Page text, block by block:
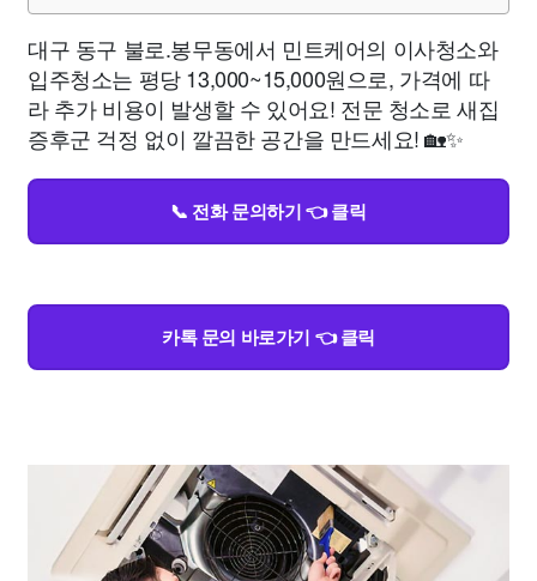
대구 동구 불로.봉무동에서 민트케어의 이사청소와
입주청소는 평당 13,000~15,000원으로, 가격에 따
라 추가 비용이 발생할 수 있어요! 전문 청소로 새집
증후군 걱정 없이 깔끔한 공간을 만드세요! 🏡✨
📞 전화 문의하기 👈 클릭
카톡 문의 바로가기 👈 클릭